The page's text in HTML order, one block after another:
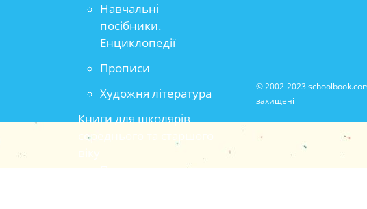
Навчальні
посібники.
Енциклопедії
Прописи
Художня література
Книги для школярів
середнього та старшого
© 2002-2023
захищені